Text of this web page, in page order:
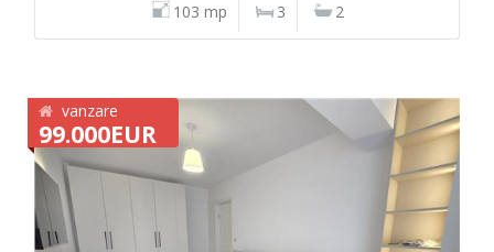
103 mp 3 2
vanzare
99.000EUR